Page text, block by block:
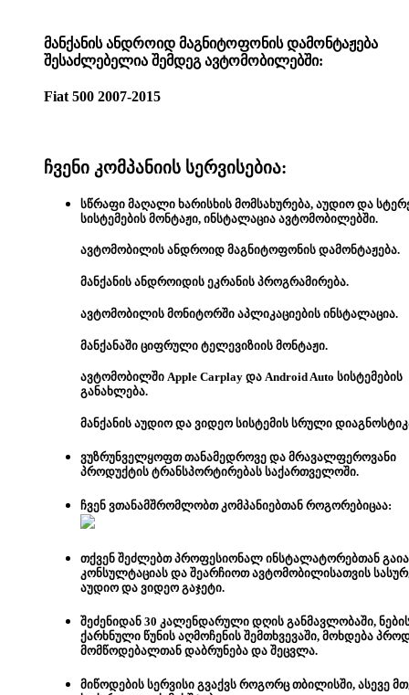
მანქანის ანდროიდ მაგნიტოფონის დამონტაჟება
შესაძლებელია შემდეგ ავტომობილებში:
Fiat 500 2007-2015
ჩვენი კომპანიის სერვისებია:
სწრაფი მაღალი ხარისხის მომსახურება, აუდიო და
სისტემების მონტაჟი, ინსტალაცია ავტომობილებში.
ავტომობილის ანდროიდ მაგნიტოფონის დამონტაჟება.
მანქანის ანდროიდის ეკრანის პროგრამირება.
ავტომობილის მონიტორში აპლიკაციების ინსტალაცია.
მანქანაში ციფრული ტელევიზიის მონტაჟი.
ავტომობილში Apple Carplay და Android Auto სისტემების
განახლება.
მანქანის აუდიო და ვიდეო სისტემის სრული
ვუზრუნველყოფთ თანამედროვე და მრავალფეროვანი
პროდუქტის ტრანსპორტირებას საქართველოში.
ჩვენ ვთანამშრომლობთ კომპანიებთან როგორებიცაა:
თქვენ შეძლებთპროფესიონალ ინსტალატორებთან
კონსულტაციას და შეარჩიოთ ავტომობილისათვის
აუდიო და ვიდეო გაჯეტი.
შეძენიდან 30 კალენდარული დღის განმავლობაში,
ქარხნული წუნის აღმოჩენის შემთხვევაში, მოხდება
მომწოდებალთან დაბრუნება და შეცვლა.
მიწოდების სერვისი გვაქვს როგორც თბილისში, ასევე